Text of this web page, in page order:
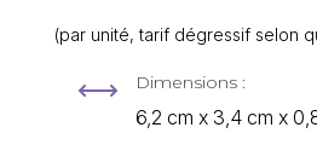
(par unité, tarif dégressif selon
, Dimensions :
6,2 cm x 3,4 cm x